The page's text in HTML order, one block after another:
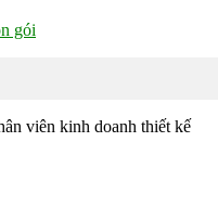
gói
viên kinh doanh thiết kế